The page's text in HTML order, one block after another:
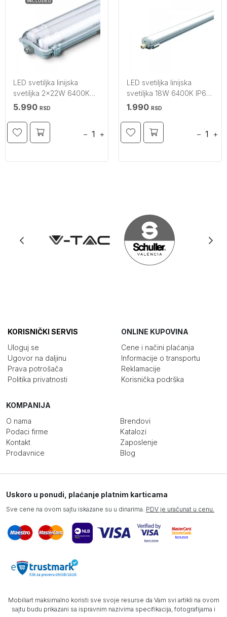
LED svetiljka linijska
svetiljka 2x22W 6400K
IP65 V-TAC
5.990 RSD
− +
LED svetiljka linijska
svetiljka 18W 6400K IP65
V-TAC
1.990 RSD
− +
KORISNIČKI SERVIS
Uloguj se
Ugovor na daljinu
Prava potrošača
Politika privatnosti
ONLINE KUPOVINA
Cene i načini plaćanja
Informacije o transportu
Reklamacije
Korisnička podrška
KOMPANIJA
O nama
Podaci firme
Kontakt
Prodavnice
Brendovi
Katalozi
Zaposlenje
Blog
Uskoro u ponudi, plaćanje platnim karticama
Sve cene na ovom sajtu iskazane su u dinarima. PDV je uračunat u cenu.
Mobiliart maksimalno koristi sve svoje resurse da Vam svi artikli na ovom
sajtu budu prikazani sa ispravnim nazivima specifikacija, fotografijama i